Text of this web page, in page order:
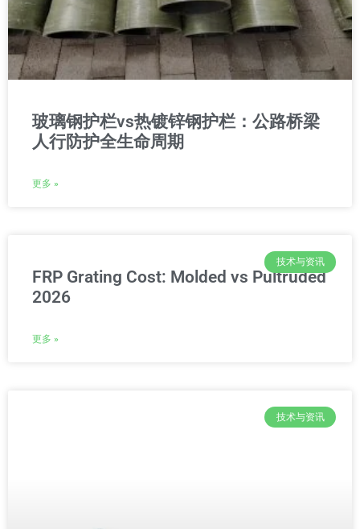
玻璃钢护栏vs热镀锌钢护栏：公路桥梁
人行防护全生命周期
更多 »
技术与资讯
FRP Grating Cost: Molded vs Pultruded
2026
更多 »
技术与资讯